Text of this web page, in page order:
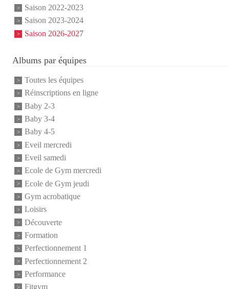
Saison 2022-2023
Saison 2023-2024
Saison 2026-2027
Albums par équipes
Toutes les équipes
Réinscriptions en ligne
Baby 2-3
Baby 3-4
Baby 4-5
Eveil mercredi
Eveil samedi
Ecole de Gym mercredi
Ecole de Gym jeudi
Gym acrobatique
Loisirs
Découverte
Formation
Perfectionnement 1
Perfectionnement 2
Performance
Fitgym